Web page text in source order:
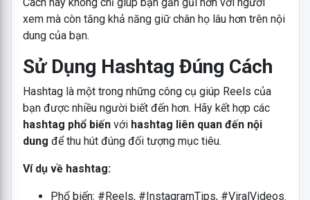
xem mà còn tăng khả năng giữ chân họ lâu hơn trên nội
dung của bạn.
Sử Dụng Hashtag Đúng Cách
Hashtag là một trong những công cụ giúp Reels của
bạn được nhiều người biết đến hơn. Hãy kết hợp các
hashtag phổ biếnvới hashtag liên quan đến nội
dung để thu hút đúng đối tượng mục tiêu.
Ví dụ về hashtag:
Phổ biến: #Reels, #InstagramTips, #ViralVideos.